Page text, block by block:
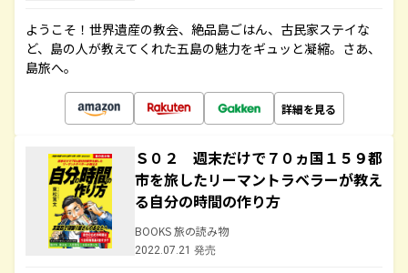
ようこそ！世界遺産の教会、絶品島ごはん、古民家ステイな
ど、島の人が教えてくれた五島の魅力をギュッと凝縮。さあ、
島旅へ。
詳細を見る
Ｓ０２ 週末だけで７０ヵ国１５９都
市を旅したリーマントラベラーが教え
る自分の時間の作り方
BOOKS 旅の読み物
2022.07.21 発売